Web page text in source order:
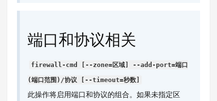
端口和协议相关
firewall-cmd [--zone=区域] --add-port=端口
(端口范围)/协议 [--timeout=秒数]
此操作将启用端口和协议的组合。如果未指定区